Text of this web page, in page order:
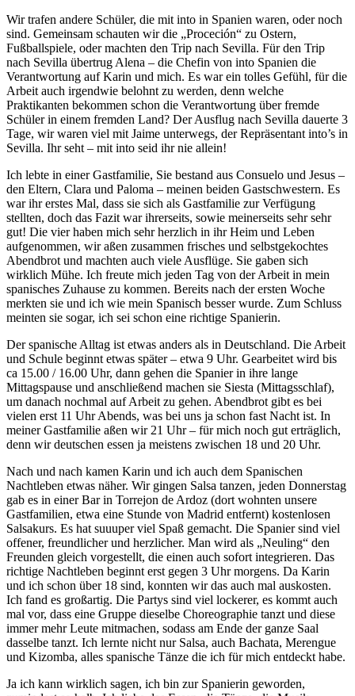
Wir trafen andere Schüler, die mit into in Spanien waren, oder noch
sind. Gemeinsam schauten wir die „Proceción“ zu Ostern,
Fußballspiele, oder machten den Trip nach Sevilla. Für den Trip
nach Sevilla übertrug Alena – die Chefin von into Spanien die
Verantwortung auf Karin und mich. Es war ein tolles Gefühl, für die
Arbeit auch irgendwie belohnt zu werden, denn welche
Praktikanten bekommen schon die Verantwortung über fremde
Schüler in einem fremden Land? Der Ausflug nach Sevilla dauerte 3
Tage, wir waren viel mit Jaime unterwegs, der Repräsentant into’s in
Sevilla. Ihr seht – mit into seid ihr nie allein!
Ich lebte in einer Gastfamilie, Sie bestand aus Consuelo und Jesus –
den Eltern, Clara und Paloma – meinen beiden Gastschwestern. Es
war ihr erstes Mal, dass sie sich als Gastfamilie zur Verfügung
stellten, doch das Fazit war ihrerseits, sowie meinerseits sehr sehr
gut! Die vier haben mich sehr herzlich in ihr Heim und Leben
aufgenommen, wir aßen zusammen frisches und selbstgekochtes
Abendbrot und machten auch viele Ausflüge. Sie gaben sich
wirklich Mühe. Ich freute mich jeden Tag von der Arbeit in mein
spanisches Zuhause zu kommen. Bereits nach der ersten Woche
merkten sie und ich wie mein Spanisch besser wurde. Zum Schluss
meinten sie sogar, ich sei schon eine richtige Spanierin.
Der spanische Alltag ist etwas anders als in Deutschland. Die Arbeit
und Schule beginnt etwas später – etwa 9 Uhr. Gearbeitet wird bis
ca 15.00 / 16.00 Uhr, dann gehen die Spanier in ihre lange
Mittagspause und anschließend machen sie Siesta (Mittagsschlaf),
um danach nochmal auf Arbeit zu gehen. Abendbrot gibt es bei
vielen erst 11 Uhr Abends, was bei uns ja schon fast Nacht ist. In
meiner Gastfamilie aßen wir 21 Uhr – für mich noch gut erträglich,
denn wir deutschen essen ja meistens zwischen 18 und 20 Uhr.
Nach und nach kamen Karin und ich auch dem Spanischen
Nachtleben etwas näher. Wir gingen Salsa tanzen, jeden Donnerstag
gab es in einer Bar in Torrejon de Ardoz (dort wohnten unsere
Gastfamilien, etwa eine Stunde von Madrid entfernt) kostenlosen
Salsakurs. Es hat suuuper viel Spaß gemacht. Die Spanier sind viel
offener, freundlicher und herzlicher. Man wird als „Neuling“ den
Freunden gleich vorgestellt, die einen auch sofort integrieren. Das
richtige Nachtleben beginnt erst gegen 3 Uhr morgens. Da Karin
und ich schon über 18 sind, konnten wir das auch mal auskosten.
Ich fand es großartig. Die Partys sind viel lockerer, es kommt auch
mal vor, dass eine Gruppe dieselbe Choreographie tanzt und diese
immer mehr Leute mitmachen, sodass am Ende der ganze Saal
dasselbe tanzt. Ich lernte nicht nur Salsa, auch Bachata, Merengue
und Kizomba, alles spanische Tänze die ich für mich entdeckt habe.
Ja ich kann wirklich sagen, ich bin zur Spanierin geworden,